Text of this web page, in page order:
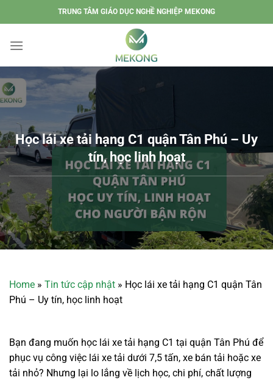
đến
dung
TRUNG TÂM GIÁO DỤC NGHỀ NGHIỆP MEKONG
Học lái xe tải hạng C1 quận Tân Phú – Uy
tín, học linh hoạt
Home » Tin tức cập nhật » Học lái xe tải hạng C1 quận Tân
Phú – Uy tín, học linh hoạt
Bạn đang muốn học lái xe tải hạng C1 tại quận Tân Phú để
phục vụ công việc lái xe tải dưới 7,5 tấn, xe bán tải hoặc xe
tải nhỏ? Nhưng lại lo lắng về lịch học, chi phí, chất lượng